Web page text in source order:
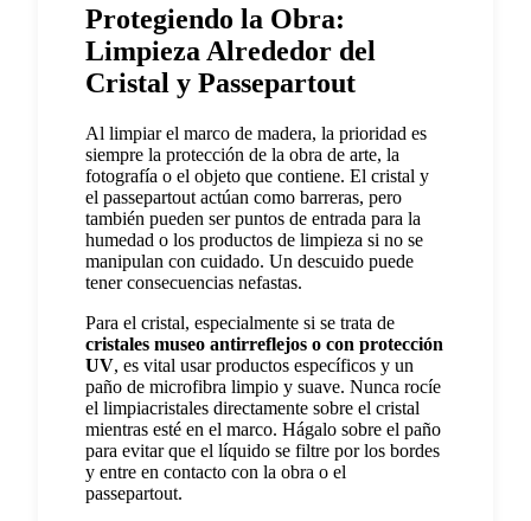
Protegiendo la Obra:
Limpieza Alrededor del
Cristal y Passepartout
Al limpiar el marco de madera, la prioridad es
siempre la protección de la obra de arte, la
fotografía o el objeto que contiene. El cristal y
el passepartout actúan como barreras, pero
también pueden ser puntos de entrada para la
humedad o los productos de limpieza si no se
manipulan con cuidado. Un descuido puede
tener consecuencias nefastas.
Para el cristal, especialmente si se trata de
cristales museo antirreflejos o con protección
UV, es vital usar productos específicos y un
paño de microfibra limpio y suave. Nunca rocíe
el limpiacristales directamente sobre el cristal
mientras esté en el marco. Hágalo sobre el paño
para evitar que el líquido se filtre por los bordes
y entre en contacto con la obra o el
passepartout.